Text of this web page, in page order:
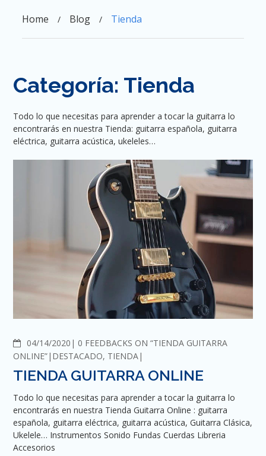
Home Blog Tienda
Categoría: Tienda
Todo lo que necesitas para aprender a tocar la guitarra lo
encontrarás en nuestra Tienda: guitarra española, guitarra
eléctrica, guitarra acústica, ukeleles…
04/14/2020 COMMENTS
0 FEEDBACKS ON “TIENDA GUITARRA
ONLINE” DESTACADO, TIENDA
TIENDA GUITARRA ONLINE
Todo lo que necesitas para aprender a tocar la guitarra lo
encontrarás en nuestra Tienda Guitarra Online : guitarra
española, guitarra eléctrica, guitarra acústica, Guitarra Clásica,
Ukelele… Instrumentos Sonido Fundas Cuerdas Libreria
Accesorios